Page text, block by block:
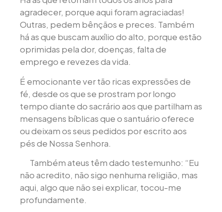
agradecer, porque aqui foram agraciadas!
Outras, pedem bênçãos e preces. Também
há as que buscam auxílio do alto, porque estão
oprimidas pela dor, doenças, falta de
emprego e revezes da vida.
É emocionante ver tão ricas expressões de
fé, desde os que se prostram por longo
tempo diante do sacrário aos que partilham as
mensagens bíblicas que o santuário oferece
ou deixam os seus pedidos por escrito aos
pés de Nossa Senhora.
Também ateus têm dado testemunho: “Eu
não acredito, não sigo nenhuma religião, mas
aqui, algo que não sei explicar, tocou-me
profundamente.